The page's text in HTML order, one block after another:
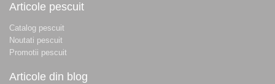
Articole pescuit
Catalog pescuit
Noutati pescuit
Promotii pescuit
Articole din blog